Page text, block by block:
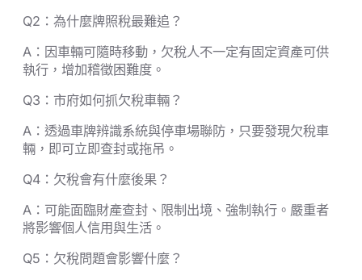
Q2：為什麼牌照稅最難追？
A：因車輛可隨時移動，欠稅人不一定有固定資產可供
執行，增加稽徵困難度。
Q3：市府如何抓欠稅車輛？
A：透過車牌辨識系統與停車場聯防，只要發現欠稅車
輛，即可立即查封或拖吊。
Q4：欠稅會有什麼後果？
A：可能面臨財產查封、限制出境、強制執行。嚴重者
將影響個人信用與生活。
Q5：欠稅問題會影響什麼？